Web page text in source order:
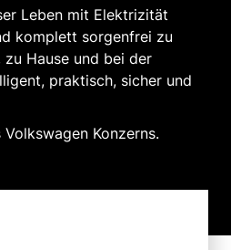
Leben mit Elektrizität
komplett sorgenfrei zu
Hause und bei der
praktisch, sicher und
Konzerns.